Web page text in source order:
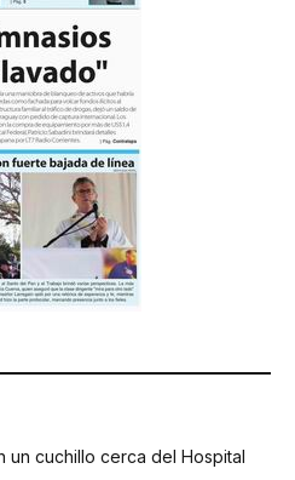
un cuchillo cerca del Hospital